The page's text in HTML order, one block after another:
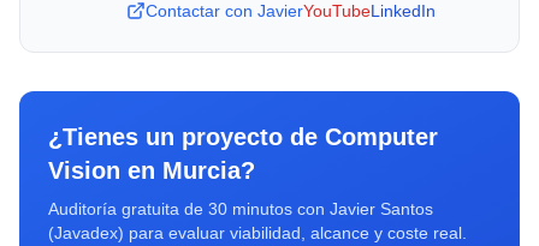
Contactar con JavierYouTubeLinkedIn
¿Tienes un proyecto de Computer
Vision en Murcia?
Auditoría gratuita de 30 minutos con Javier Santos
(Javadex) para evaluar viabilidad, alcance y coste real.